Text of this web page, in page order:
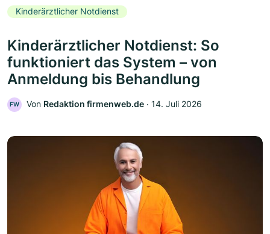
Kinderärztlicher Notdienst
Kinderärztlicher Notdienst: So
funktioniert das System – von
Anmeldung bis Behandlung
FW Von Redaktion firmenweb.de ‧ 14. Juli 2026